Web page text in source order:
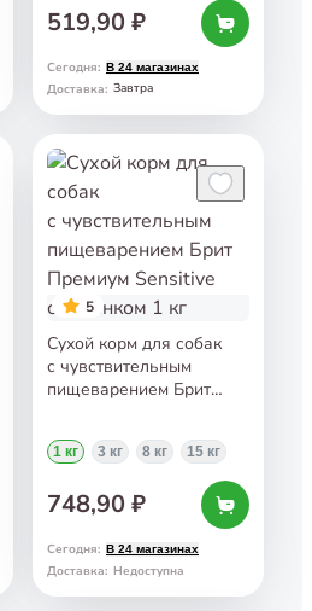
519,90 ₽
Сегодня: В 24 магазинах
Доставка: Завтра
5
Сухой корм для собак
с чувствительным
пищеварением Брит
с ягнёнком 1 кг
1 кг 3 кг 8 кг 15 кг
748,90 ₽
Сегодня: В 24 магазинах
Доставка: Недоступна